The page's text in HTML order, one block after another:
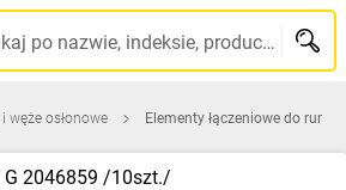
Szukaj po nazwie, indeksie, producencie, kodzie kreskowym...
węże osłonowe Elementy łączeniowe do rur
G 2046859 /10szt./